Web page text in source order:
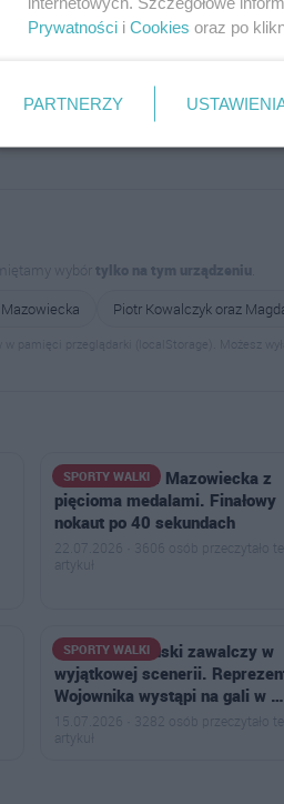
wybórtylko na tym urządzeniu.
Piotr Kowalczyk oraz
pamięci przeglądarki (localStorage). Możesz
SPORTY WALKI
Goryle Ostrów Mazowiecka z
pięcioma medalami. Finałowy
nokaut po 40 sekundach
22.07.2026 · 3606 osób przeczytało
artykuł
SPORTY WALKI
Szymon Rosiński zawalczy w
wyjątkowej scenerii.
Wojownika wystąpi na gali w …
15.07.2026 · 3282 osób przeczytało
artykuł
Prywatności i Cookies oraz po
PARTNERZY